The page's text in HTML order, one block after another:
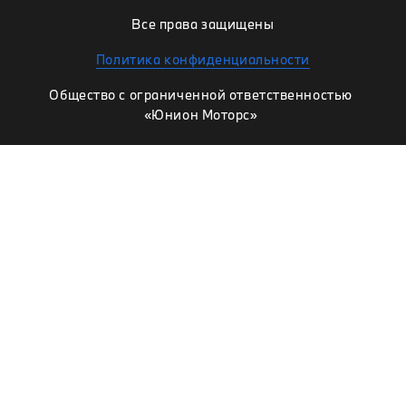
Все права защищены
Политика конфиденциальности
Общество с ограниченной ответственностью
«Юнион Моторс»